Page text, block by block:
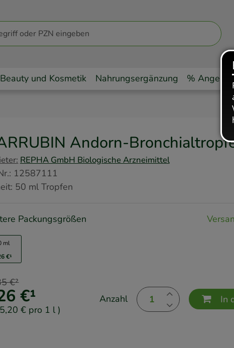
Beauty und Kosmetik Nahrungsergänzung %
Andorn-
REPHA GmbH Biologische Arzneimittel
: 12587111
50 mlTropfen
Packungsgrößen
ml
€¹
€¹
€²
€ pro 1 l )
Anzahl In